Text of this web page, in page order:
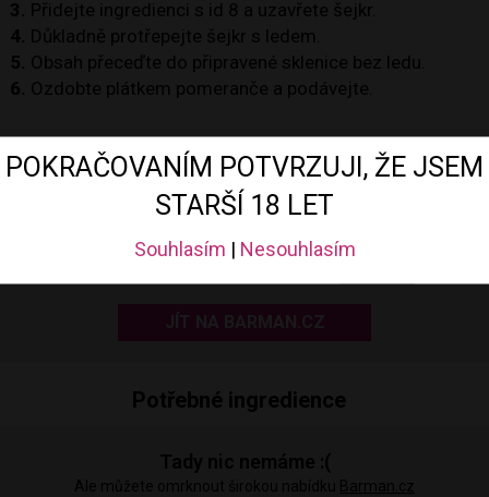
POKRAČOVANÍM POTVRZUJI, ŽE JSEM
STARŠÍ 18 LET
Souhlasím | Nesouhlasím
3. Přidejte ingredienci s id 8 a uzavřete šejkr.
4. Důkladně protřepejte šejkr s ledem.
5. Obsah přeceďte do připravené sklenice bez ledu.
6. Ozdobte plátkem pomeranče a podávejte.
Potřebné vybavení
Tady nic nemáme :(
Potřebné ingredience